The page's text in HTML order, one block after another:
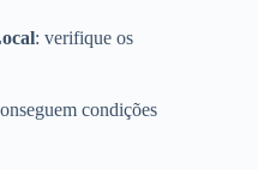
: verifique os
condições